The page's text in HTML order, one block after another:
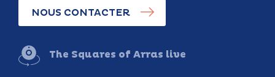
NOUS CONTACTER
The Squares of Arras live